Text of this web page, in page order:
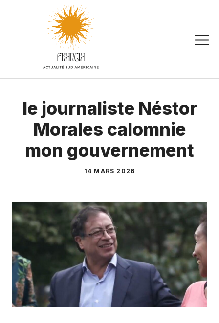
le journaliste Néstor
Morales calomnie
mon gouvernement
14 MARS 2026